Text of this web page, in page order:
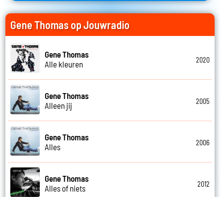
Gene Thomas op Jouwradio
Gene Thomas
Alle kleuren
2020
Gene Thomas
Alleen jij
2005
Gene Thomas
Alles
2006
Gene Thomas
Alles of niets
2012